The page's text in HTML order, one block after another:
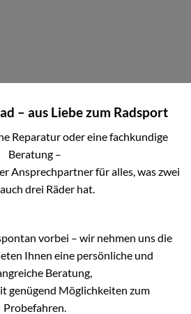
– aus Liebe zum Radsport
Reparatur oder eine fachkundige
Beratung –
Ansprechpartner für alles, was zwei
drei Räder hat.
vorbei – wir nehmen uns die
Ihnen eine persönliche und
Beratung,
genügend Möglichkeiten zum
Probefahren.